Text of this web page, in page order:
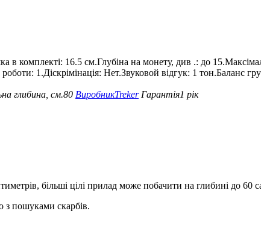
комплекті: 16.5 см.Глубіна на монету, див .: до
1.Діскрімінація: Нет.Звуковой відгук: 1 тон.Баланс
глибина, см.80 ВиробникTreker Гарантія1 рік
більші цілі прилад може побачити на глибині до 60
з пошуками скарбів.